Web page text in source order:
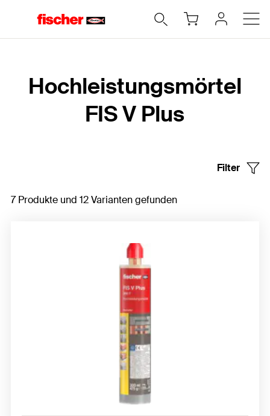
Hochleistungsmörtel
FIS V Plus
Filter
7 Produkte und 12 Varianten gefunden